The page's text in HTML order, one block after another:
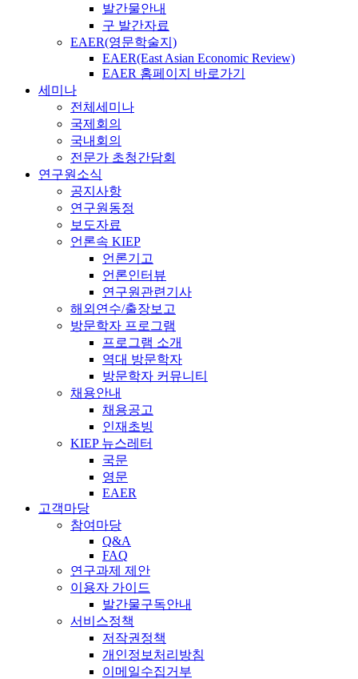
발간물안내
구 발간자료
EAER(영문학술지)
EAER(East Asian Economic Review)
EAER 홈페이지 바로가기
세미나
전체세미나
국제회의
국내회의
전문가 초청간담회
연구원소식
공지사항
연구원동정
보도자료
언론속 KIEP
언론기고
언론인터뷰
연구원관련기사
해외연수/출장보고
방문학자 프로그램
프로그램 소개
역대 방문학자
방문학자 커뮤니티
채용안내
채용공고
인재초빙
KIEP 뉴스레터
국문
영문
EAER
고객마당
참여마당
Q&A
FAQ
연구과제 제안
이용자 가이드
발간물구독안내
서비스정책
저작권정책
개인정보처리방침
이메일수집거부